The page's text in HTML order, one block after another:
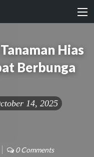
Hias
Berbunga
14, 2025
0 Comments